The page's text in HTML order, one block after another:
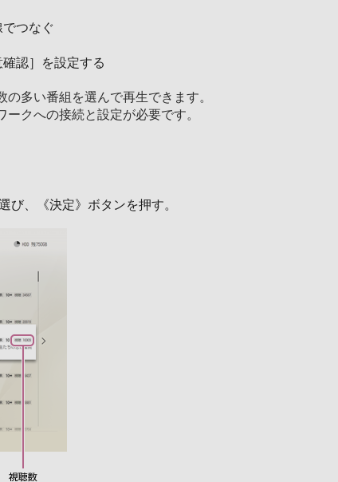
つなぐ
認］を設定する
多い番組を選んで再生できます。
クへの接続と設定が必要です。
び、《決定》ボタンを押す。